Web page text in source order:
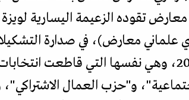
تقوده الزعيمة اليسارية
علماني معارض)، في صدارة
و"حزب العمال